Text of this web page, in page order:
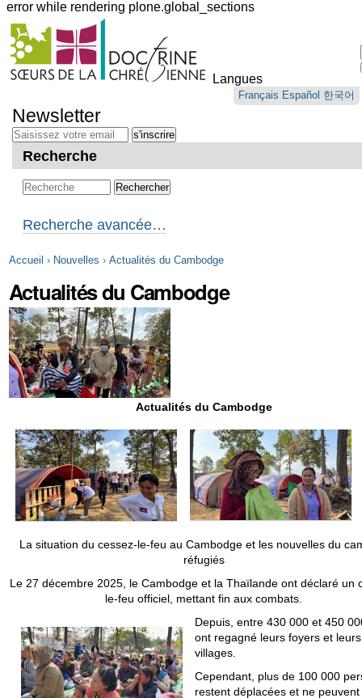
error while rendering plone.global_sections
Outils
personnels
Langues
Français Español 한국어
au
contenu.
Aller
navigation
Newsletter
Recherche
Recherche avancée…
Accueil › Nouvelles › Actualités du Cambodge
Actualités du Cambodge
Actualités du Cambodge
La situation du cessez-le-feu au Cambodge et les nouvelles du
réfugiés
Le 27 décembre 2025, le Cambodge et la Thaïlande ont déclaré un
le-feu officiel, mettant fin aux combats.
Depuis, entre 430 000 et 450
ont regagné leurs foyers et leurs
villages.
Cependant, plus de 100 000
restent déplacées et ne